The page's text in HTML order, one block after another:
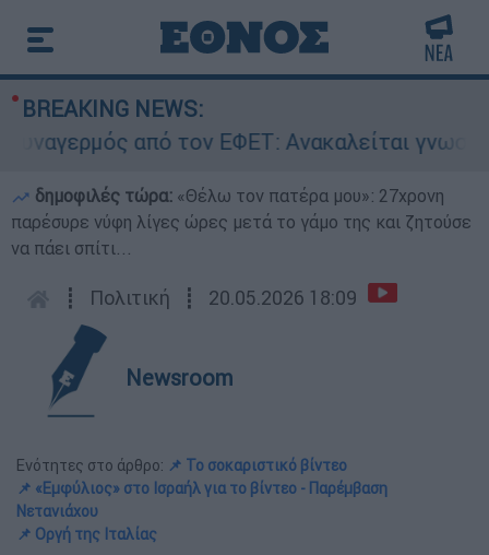
BREAKING NEWS:
από τον ΕΦΕΤ: Ανακαλείται γνωστή
δημοφιλές τώρα: «Θέλω τον πατέρα μου»: 27χρονη
παρέσυρε νύφη λίγες ώρες μετά το γάμο της και ζητούσε
να πάει σπίτι...
┋ Πολιτική ┋ 20.05.2026 18:09
Newsroom
Ενότητες στο άρθρο: 📌 Το σοκαριστικό βίντεο
📌 «Εμφύλιος» στο Ισραήλ για το βίντεο - Παρέμβαση
Νετανιάχου
📌 Οργή της Ιταλίας